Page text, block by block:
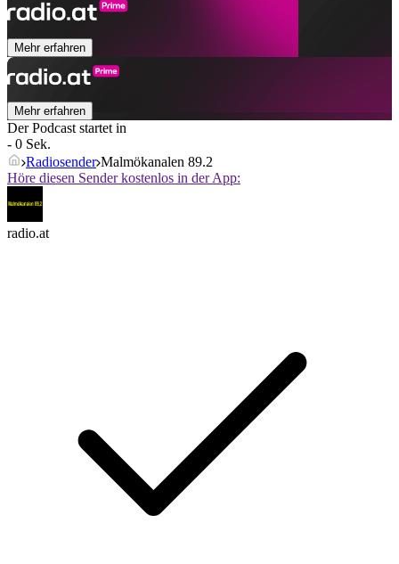
Mehr erfahren
Mehr erfahren
Der Podcast startet in
- 0 Sek.
Radiosender Malmökanalen 89.2
Höre diesen Sender kostenlos in der App:
radio.at